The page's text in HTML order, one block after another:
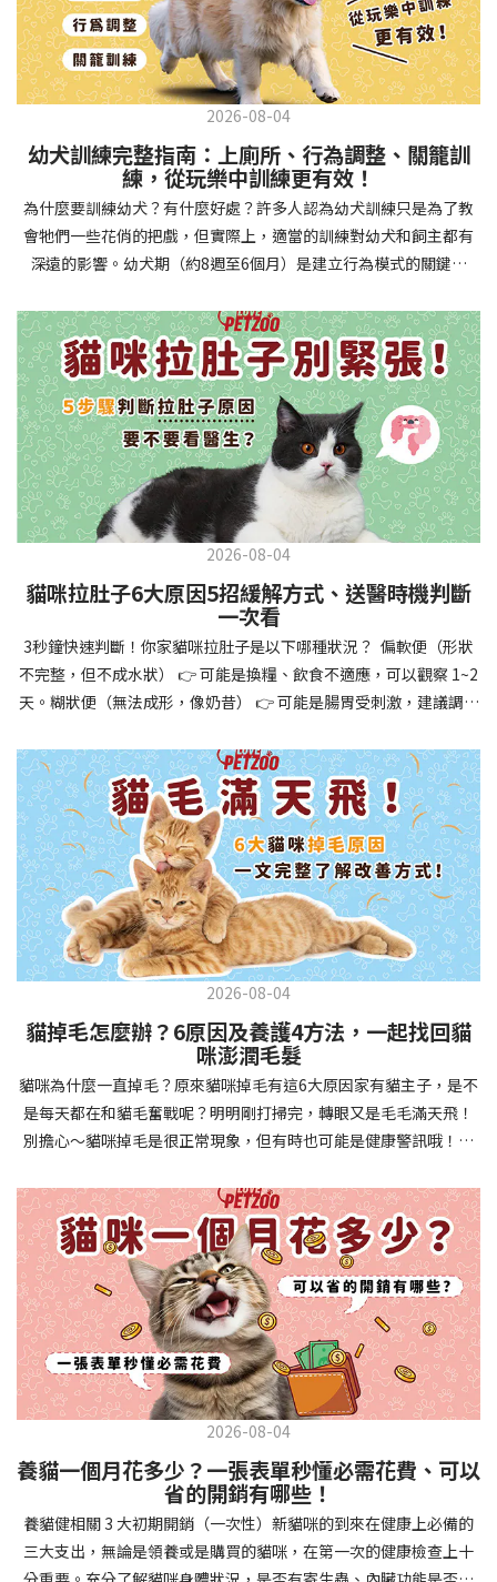
2026-08-04
幼犬訓練完整指南：上廁所、行為調整、關籠訓
練，從玩樂中訓練更有效！
為什麼要訓練幼犬？有什麼好處？許多人認為幼犬訓練只是為了教
會牠們一些花俏的把戲，但實際上，適當的訓練對幼犬和飼主都有
深遠的影響。幼犬期（約8週至6個月）是建立行為模式的關鍵時
的行為問題，並建立人犬間的健康關係。 建立安全健康的生活環境
透過基礎訓練，幼犬能學會家居規則，避免危險行為和破壞家具。
像是「不」和「放下」等指令可以阻止幼犬咬電線或誤食有害物
質，有效降低居家意外風險。規律的如廁訓練則能養成良好衛生習
慣，讓家中環境保持乾淨舒適。增強溝通與信任關係訓練過程就像
建立一種共同語言，幫助你和幼犬更好地理解彼此。當幼犬學會回
應你的指令，不只增加了互動機會，也建立了主人作為領導者的地
位。正向獎勵式訓練更能培養幼犬對你的信任感，強化情感連結，
創造更和諧的相處模式。培養社交技能與適應能力及早接觸各種環
境和刺激，能幫助幼犬成長為自信穩定的成犬。適當的社會化訓練
讓牠們學會如何與其他狗狗、動物和人類和平相處，減少恐懼或攻
擊行為。這種適應能力使幼犬未來能從容面對獸醫檢查、美容
salon、寄宿或旅行等各種情境，大大提升生活品質。 訓練幼犬不只
是教會指令，更是塑造性格和習慣的過程！ 透過耐心且一致的訓
練，你不僅能擁有一隻聽話的好狗狗，更能建立起相互尊重的終身
相處中獲得回報狗狗訓練指南，六步驟培養幼犬開始幼犬訓練時，
系統性的方法能帶來最佳效果。從信任建立到習慣養成，每個階段
都至關重要，缺一不可。良好的訓練應循序漸進，把握幼犬成長敏
感期，以積極正向的方式引導。遵循這六個步驟，即使是第一次養
狗的新手，也能輕鬆將調皮的小狗訓練成聽話的好夥伴！建立信任
基礎 幼犬訓練的第一步不是教指令，而是建立信任。剛到新家的幼
犬可能感到緊張不安，給予適當空間適應環境很重要。用溫柔的聲
音交談，提供安全舒適的窩，維持規律的餵食和如廁時間，讓幼犬
感到安心。輕輕撫摸、溫柔擁抱，每天安排固定玩耍時間，這些都
任你後，可開始教導基本指令。從簡單的「坐下」開始，再逐步學
習「趴下」、「等待」和「過來」。每次訓練保持在5-10分鐘內，
避免幼犬注意力分散。使用清晰一致的口令和手勢，成功時立即給
予獎勵和讚美。記住，重複是學習的關鍵，每天多次短時間練習效
果最佳。調整日常行為除了基本指令，幼犬還需學習生活禮儀。如
時立即獎勵。另外要處理的常見問題包括咬人、啃咬家具和亂叫。
每當出現不當行為，給予適當替代品（如咬玩具代替咬手），並在
幼犬選擇正確行為時獎勵，這比責罵更有效。社交化訓練 兩個月大
的幼犬正處於社會化黃金期，這階段的經驗將深刻影響未來性格。
安排幼犬接觸不同人類（包括兒童、戴眼鏡的人、使用拐杖的人
等）、各種動物、交通工具和環境聲音。起初保持在安全、受控的
情境中，逐漸增加複雜度。每次正面社交體驗後給予獎勵，建立幼
犬對新事物的積極態度。進階技巧強化 基礎訓練穩固後，可以進入
更複雜的技巧訓練。這包括遠距離控制、不同干擾下的指令遵從、
多步驟動作等。使用延遲獎勵技巧，讓幼犬學會即使沒有立即獎勵
也能保持良好行為。引入不同環境中的訓練，如公園、寵物店等，
幫助幼犬在各種情境下都能聽從指令。維持良好習慣 成功的訓練不
是一次性的，而是需要持續維護。即使幼犬已經掌握所有技能，也
要定期複習，防止行為退化。將訓練融入日常生活，如出門前的
2026-08-04
貓咪拉肚子6大原因5招緩解方式、送醫時機判斷
一次看
3秒鐘快速判斷！你家貓咪拉肚子是以下哪種狀況？ 偏軟便（形狀
不完整，但不成水狀） 👉 可能是換糧、飲食不適應，可以觀察 1~2
天。糊狀便（無法成形，像奶昔） 👉 可能是腸胃受刺激，建議調整
若超過 24 小時沒改善，建議就醫。血便（帶血絲或黑色糞便） 👉
可能是嚴重腸胃問題，應立即帶去獸醫院！想知道貓咪拉肚子的真
正原因，只要透過 5 個簡單步驟，就能判斷問題嚴重性，決定是否
需要就醫！接下來我們一起來看看該怎麼做吧！🐾 貓咪拉肚子怎麼
辦？5步驟判斷貓咪拉肚子是否需要馬上看醫生貓咪拉肚子的因素與
許多原因有關，更換食物、誤食異物或不乾淨的東西、寄生蟲、其
他疾病。 5 步驟判斷貓咪拉肚子原因，要不要看醫生？當貓咪拉肚
子時，不用慌張！透過以下 5 個步驟，就能快速判斷原因，並決定
是否需要帶去獸醫院。📌 貓咪拉肚子判斷步驟1：觀察糞便的狀態：
糞便質地是關鍵！不同形態代表不同的腸胃狀況📌 貓咪拉肚子判斷
步驟2：回想最近的飲食變化：有沒有突然換飼料或罐頭？ 有沒有吃
到新零食或人類食物？ 是否誤食異物？📌 貓咪拉肚子判斷步驟3：
確認環境與生活作息：最近是否搬家、換貓砂、新成員加入？ 天氣
是否有變化？ 飼主是否長時間外出？📌 貓咪拉肚子判斷步驟4：觀
察貓咪的精神與食慾：貓咪精神好嗎？、食慾是否正常？，可先觀
下降，表示身體狀況不佳，應儘快就醫！📌 貓咪拉肚子判斷步驟5：
檢查是否需要帶去看獸醫 如果拉肚子 1~2 次但精神好、食慾正常，
可以先觀察，如果腹瀉超過 48 小時或水狀腹瀉 + 嗜睡、食慾下降、
嘔吐 應立即就醫。 透過這 5 個步驟，你可以快速判斷貓咪拉肚子的
原因與嚴重程度，確保毛孩的腸胃健康！如果不確定情況，還是建
議讓獸醫檢查，才能安心哦！🐾💖4種高風險群貓咪拉肚子要小心高
風險貓咪包含：幼貓、老貓、懷孕貓、有慢性疾病貓，這些貓咪在
身體狀況出現警訊時要特別注意，如拉肚子次數超過2次以上，就建
議直接尋求獸醫協助。2要訣判斷貓咪拉肚子要不要看醫生 高風險貓
的貓咪，如拉肚子超過2-3天，建議直接尋求獸醫師協助。並記得提
供觀察紀錄給予獸醫師進行專業判斷。貓咪拉肚子但精神很好？如
果飼主有發現貓咪拉肚子的情形，但貓咪的精神很好。有可能與飲
食方便相關，回想是否進食新的食物，或是正進行飼料更換的過
2026-08-04
貓掉毛怎麼辦？6原因及養護4方法，一起找回貓
咪澎潤毛髮
貓咪為什麼一直掉毛？原來貓咪掉毛有這6大原因家有貓主子，是不
是每天都在和貓毛奮戰呢？明明剛打掃完，轉眼又是毛毛滿天飛！
別擔心～貓咪掉毛是很正常現象，但有時也可能是健康警訊哦！以
兩全其美！貓咪掉毛原因1. 皮膚問題貓咪皮膚問題是造成掉毛的常
見兇手！皮膚發炎、感染或是長期搔癢，都會讓貓咪的毛髮失去健
康光澤並大量脫落。常見的皮膚問題包括皮膚黴菌、細菌感染、疥
癬蟲等寄生蟲，甚至是皮膚過度乾燥。如果發現貓咪皮膚有紅腫、
結痂、脫屑或異常氣味，同時伴隨掉毛，建議盡快帶牠看獸醫哦！
貓咪掉毛原因2. 過敏誰說只有人類會過敏？貓咪也會！貓咪可能對
環境中的塵蟎、花粉、清潔劑，甚至是食物中的某些成分產生過敏
反應。過敏症狀不只是打噴嚏、流眼淚，還會引起皮膚搔癢和掉毛
問題。特別是食物過敏，更是常被忽略的掉毛元兇！如果貓咪經常
抓癢或舔舐特定部位，同時伴隨掉毛，很可能是過敏在作怪呢！貓
咪掉毛原因3. 營養不足貓咪的毛髮健康與營養息息相關！當貓咪飲
食中缺乏必要的蛋白質、脂肪酸（尤其是Omega-3和Omega-
6）、維生素或礦物質時，毛髮就會變得乾燥、脆弱，容易斷裂脫
落。長期餵食低品質或不均衡的貓糧，可能使貓咪營養不良，進而
2026-08-04
養貓一個月花多少？一張表單秒懂必需花費、可以
省的開銷有哪些！
養貓健相關 3 大初期開銷（一次性）新貓咪的到來在健康上必備的
三大支出，無論是領養或是購買的貓咪，在第一次的健康檢查上十